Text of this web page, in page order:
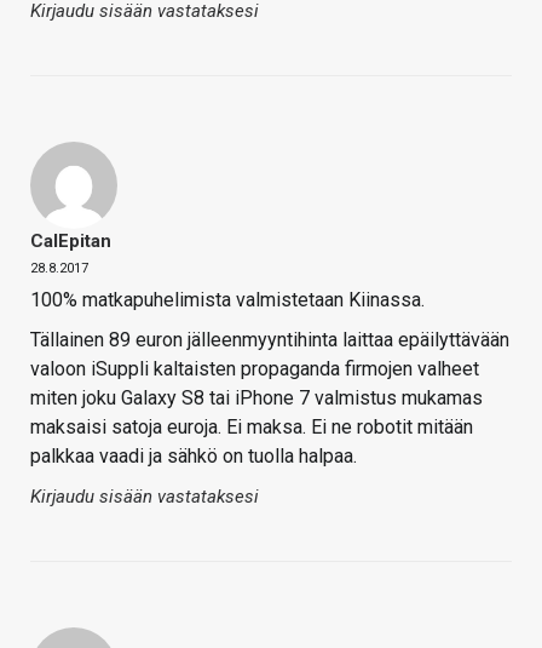
Kirjaudu sisään vastataksesi
CalEpitan
28.8.2017
100% matkapuhelimista valmistetaan Kiinassa.
Tällainen 89 euron jälleenmyyntihinta laittaa epäilyttävään
valoon iSuppli kaltaisten propaganda firmojen valheet
miten joku Galaxy S8 tai iPhone 7 valmistus mukamas
maksaisi satoja euroja. Ei maksa. Ei ne robotit mitään
palkkaa vaadi ja sähkö on tuolla halpaa.
Kirjaudu sisään vastataksesi